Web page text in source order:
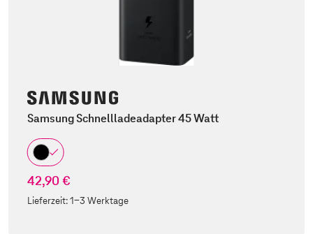
Samsung Schnellladeadapter 45 Watt
42,90 €
Lieferzeit:1-3 Werktage